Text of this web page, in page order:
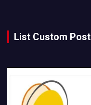
List Custom Post